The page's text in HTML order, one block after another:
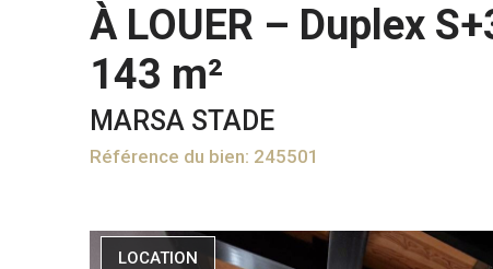
À LOUER – Duplex
143 m²
MARSA STADE
Référence du bien: 245501
LOCATION